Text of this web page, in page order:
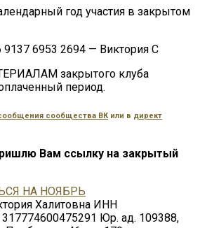
год участия в закрытом
9137 6953 2694 — Виктория С
закрытого клуба
период.
сообщества ВК или в директ
Вам ссылку на закрытый
НА НОЯБРЬ
Халитовна ИНН
Юр. ад. 109388,